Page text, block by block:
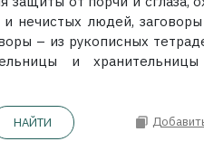
нечистых людей, заговоры
– из рукописных
и
НАЙТИ